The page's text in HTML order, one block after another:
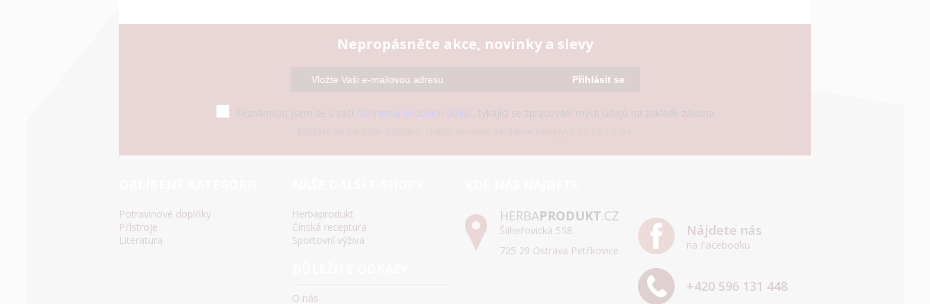
Nepropásněte akce, novinky a slevy
Přihlásit se
Seznámil(a) jsem se s vaší Ochranou osobních údajů, týkající se zpracování mých údajů na základě zákona
Potravinové doplňky
Přístroje
Literatura
Herbaprodukt
Čínská receptura
Sportovní výživa
O nás
HERBAPRODUKT.CZ
Šilheřovická 558
725 29 Ostrava Petřkovice
Nájdete nás
na Facebooku
+420 596 131 448